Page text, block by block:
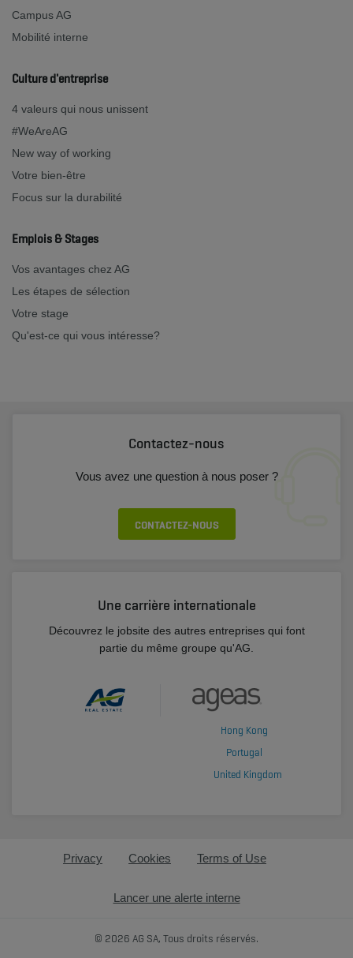
Campus AG
Mobilité interne
Culture d'entreprise
4 valeurs qui nous unissent
#WeAreAG
New way of working
Votre bien-être
Focus sur la durabilité
Emplois & Stages
Vos avantages chez AG
Les étapes de sélection
Votre stage
Qu'est-ce qui vous intéresse?
Contactez-nous
Vous avez une question à nous poser ?
CONTACTEZ-NOUS
Une carrière internationale
Découvrez le jobsite des autres entreprises qui font
partie du même groupe qu'AG.
Hong Kong
Portugal
United Kingdom
Privacy Cookies Terms of Use
Lancer une alerte interne
© 2026 AG SA, Tous droits réservés.